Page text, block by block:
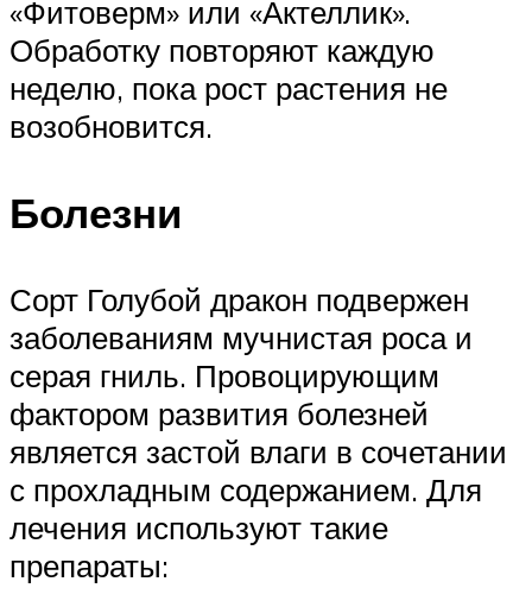
«Фитоверм» или «Актеллик».
Обработку повторяют каждую
неделю, пока рост растения не
возобновится.
Болезни
Сорт Голубой дракон подвержен
заболеваниям мучнистая роса и
серая гниль. Провоцирующим
фактором развития болезней
является застой влаги в сочетании
с прохладным содержанием. Для
лечения используют такие
препараты: